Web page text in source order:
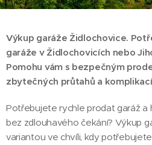
Výkup garáže Židlochovice.
garáže v Židlochovicích nebo
Pomohu vám s bezpečným
zbytečných průtahů a
Potřebujete rychle prodat garáž
bez zdlouhavého čekání? Výkup
variantou ve chvíli, kdy